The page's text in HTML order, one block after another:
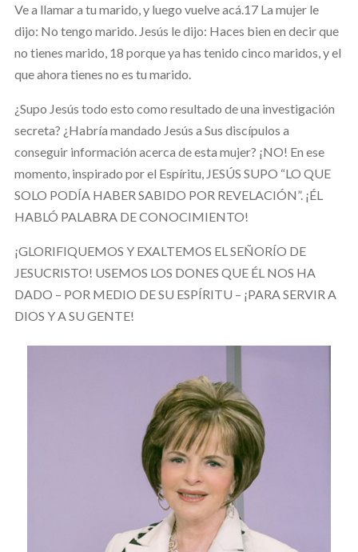
Ve a llamar a tu marido, y luego vuelve acá.17 La mujer le
dijo: No tengo marido. Jesús le dijo: Haces bien en decir que
no tienes marido, 18 porque ya has tenido cinco maridos, y el
que ahora tienes no es tu marido.
¿Supo Jesús todo esto como resultado de una investigación
secreta? ¿Habría mandado Jesús a Sus discípulos a
conseguir información acerca de esta mujer? ¡NO! En ese
momento, inspirado por el Espíritu, JESÚS SUPO “LO QUE
SOLO PODÍA HABER SABIDO POR REVELACIÓN”. ¡ÉL
HABLÓ PALABRA DE CONOCIMIENTO!
¡GLORIFIQUEMOS Y EXALTEMOS EL SEÑORÍO DE
JESUCRISTO! USEMOS LOS DONES QUE ÉL NOS HA
DADO – POR MEDIO DE SU ESPÍRITU – ¡PARA SERVIR A
DIOS Y A SU GENTE!